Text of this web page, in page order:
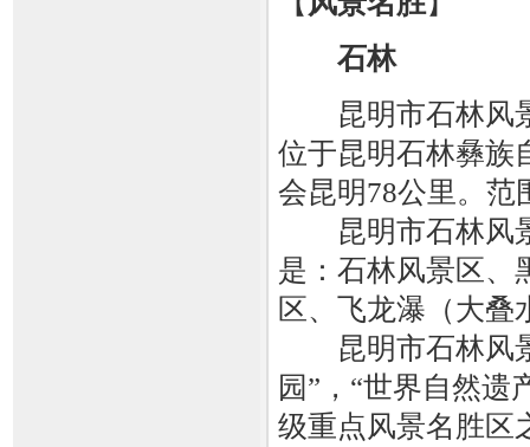
石林
昆明市石林风
位于昆明石林彝族
会昆明78公里。范
昆明市石林风
是：石林风景区、
区、飞龙瀑（大叠
昆明市石林风景
园”，“世界自然遗
级重点风景名胜区